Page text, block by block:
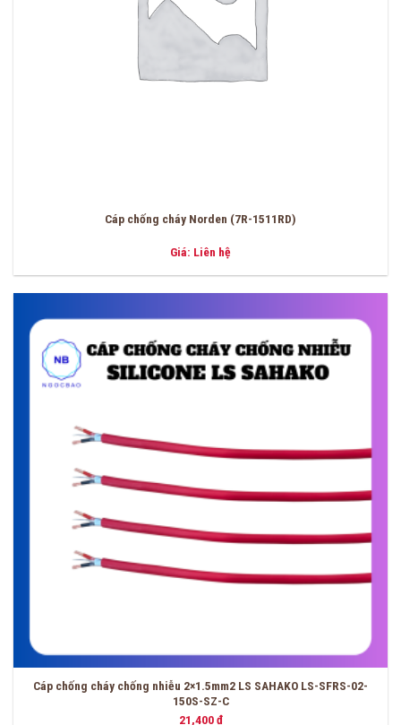
Cáp chống cháy Norden (7R-1511RD)
Giá: Liên hệ
Cáp chống cháy chống nhiễu 2×1.5mm2 LS SAHAKO LS-SFRS-02-
150S-SZ-C
21,400₫